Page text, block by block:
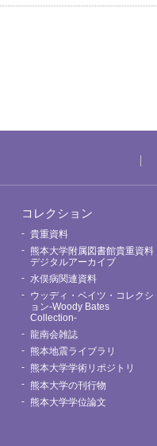
コレクション
貴重資料
熊本大学附属図書館貴重資料
デジタルアーカイブ
水俣病関連資料
ウッディ・ベイツ・コレクシ
ョン-Woody Bates
Collection-
龍南会雑誌
熊本地震ライブラリ
熊本大学学術リポジトリ
熊本大学の刊行物
熊本大学学位論文